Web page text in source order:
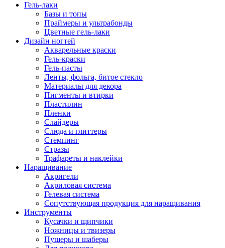
Гель-лаки
Базы и топы
Праймеры и ультрабонды
Цветные гель-лаки
Дизайн ногтей
Акварельные краски
Гель-краски
Гель-пасты
Ленты, фольга, битое стекло
Материалы для декора
Пигменты и втирки
Пластилин
Пленки
Слайдеры
Слюда и глиттеры
Стемпинг
Стразы
Трафареты и наклейки
Наращивание
Акригели
Акриловая система
Гелевая система
Сопутствующая продукция для наращивания
Инструменты
Кусачки и щипчики
Ножницы и твизеры
Пушеры и шаберы